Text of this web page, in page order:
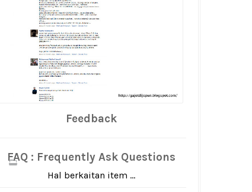
Feedback
FAQ : Frequently Ask Questions
Hal berkaitan item ...